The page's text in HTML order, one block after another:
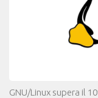
GNU/Linux supera il